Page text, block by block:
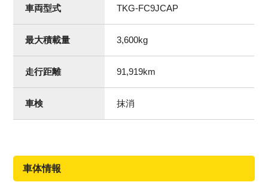
車両型式 TKG-FC9JCAP
最大積載量 3,600kg
走行距離 91,919km
車検 抹消
車体情報